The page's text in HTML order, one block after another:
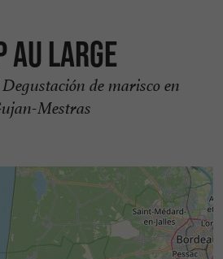
Au Large
de marisco en
Mestras